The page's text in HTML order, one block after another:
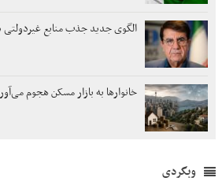
الگوی جدید جذب منابع غیردولتی
خانوارها به بازار مسکن هجوم
وبگردی